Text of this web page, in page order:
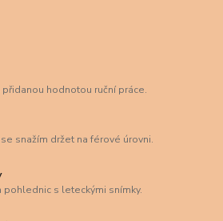
hodnotou ruční práce.
snažím držet na férové úrovni.
pohlednic s leteckými snímky.